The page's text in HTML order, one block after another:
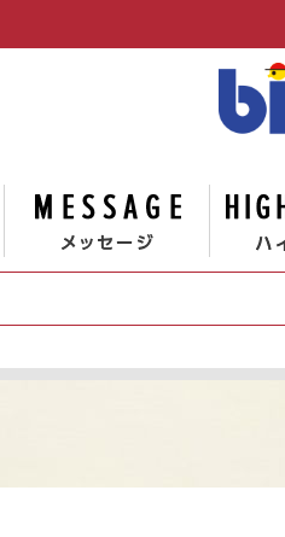
カテゴリー メッセージ